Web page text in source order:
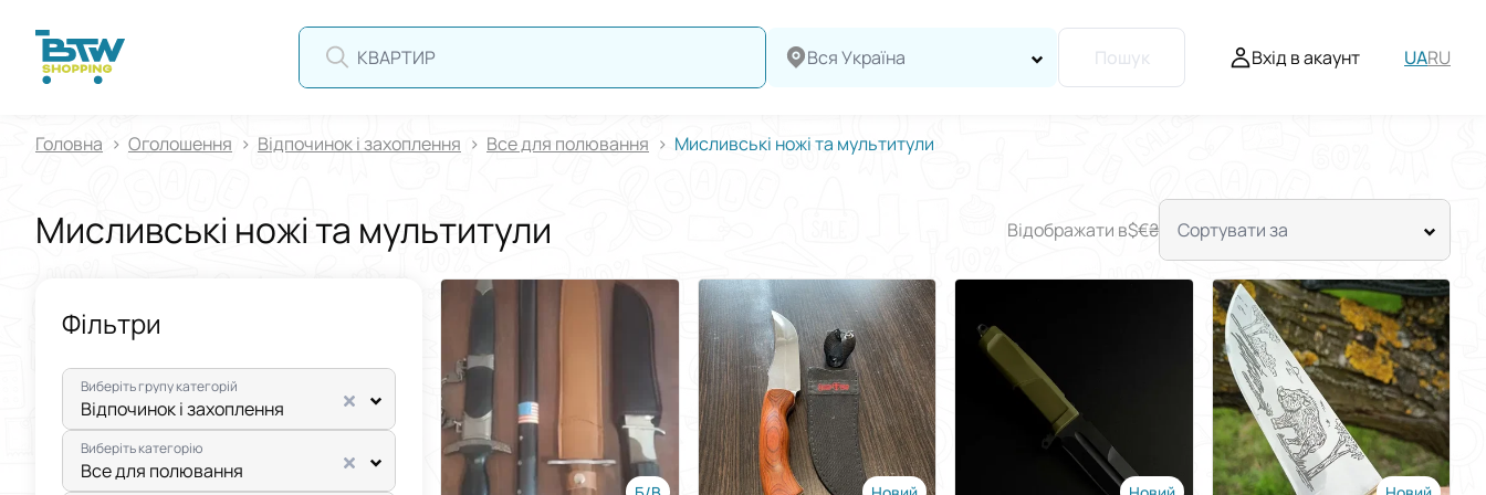
КВАРТИРА Вся Україна Пошук Вхід в акаунт UARU
Головна Оголошення Відпочинок і захоплення Все для полювання Мисливські ножі та мультитули
Мисливські ножі та мультитули Відображати в$€₴ Сортувати за
Фільтри
Виберіть групу категорій
Відпочинок і захоплення
Виберіть категорію
Все для полювання